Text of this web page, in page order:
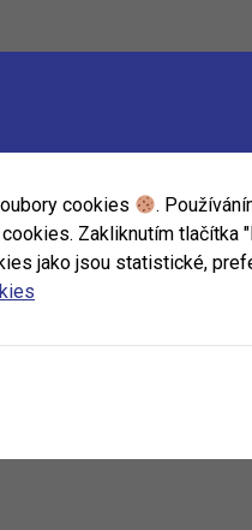
cookies
.
Zakliknutím tlačítka
jako jsou statistické,